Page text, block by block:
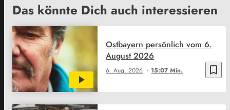
Das könnte Dich auch interessieren
bookmark_border
6. Aug. 2026 15:07 Min.
Ostbayern persönlich vom 6.
August 2026